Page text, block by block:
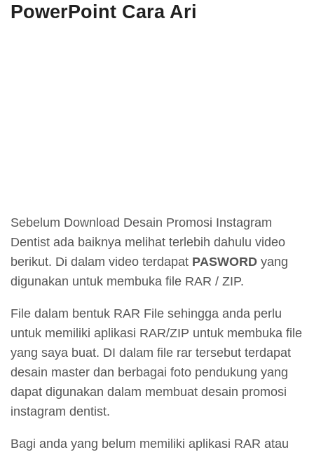
PowerPoint Cara Ari
Sebelum Download Desain Promosi Instagram
Dentist ada baiknya melihat terlebih dahulu video
berikut. Di dalam video terdapat PASWORD yang
digunakan untuk membuka file RAR / ZIP.
File dalam bentuk RAR File sehingga anda perlu
untuk memiliki aplikasi RAR/ZIP untuk membuka file
yang saya buat. DI dalam file rar tersebut terdapat
desain master dan berbagai foto pendukung yang
dapat digunakan dalam membuat desain promosi
instagram dentist.
Bagi anda yang belum memiliki aplikasi RAR atau